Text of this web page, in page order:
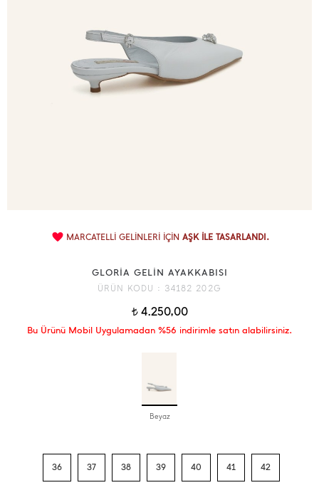
MARCATELLİ GELİNLERİ İÇİN AŞK İLE TASARLANDI.
GLORİA GELİN AYAKKABISI
ÜRÜN KODU : 34182 202G
t4.250,00
Bu Ürünü Mobil Uygulamadan %56 indirimle satın alabilirsiniz.
Beyaz
36 37 38 39 40 41 42